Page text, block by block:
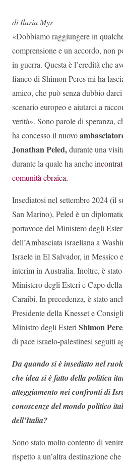
di Ilaria Myr
«Dobbiamo raggiungere in
comprensione e un accordo, non
in guerra. Questa è l’eredità che
fianco di Shimon Peres mi ha
amico, che può senza dubbio
scenario europeo e aiutarci a
verità». Sono parole di speranza,
ha concesso il nuovo
Jonathan Peled,durante una
durante la quale ha anche
comunità ebraica.
Insediatosi nel settembre 2024 (il
San Marino), Peled è un
portavoce del Ministero degli
dell’Ambasciata israeliana a
Israele in El Salvador, in Messico
interim in Australia. Inoltre, è
Ministero degli Esteri e Capo
Caraibi. In precedenza, è stato
Presidente della Knesset e
Ministro degli Esteri Shimon
di pace israelo-palestinesi seguiti
Da quando si è insediato nel
che idea si è fatto della politica
atteggiamento nei confronti di
conoscenze del mondo politico
dell’Italia?
Sono stato molto contento di
rispetto a un’altra destinazione